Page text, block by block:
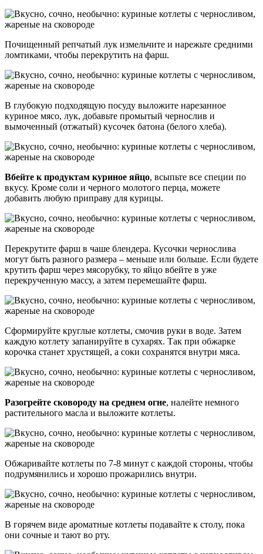
Почищенный репчатый лук измельчите и нарежьте средними
ломтиками, чтобы перекрутить на фарш.
В глубокую подходящую посуду выложите нарезанное
куриное мясо, лук, добавьте промытый чернослив и
вымоченный (отжатый) кусочек батона (белого хлеба).
Вбейте к продуктам куриное яйцо, всыпьте все специи по
вкусу. Кроме соли и черного молотого перца, можете
добавить любую приправу для курицы.
Перекрутите фарш в чаше блендера. Кусочки чернослива
могут быть разного размера – меньше или больше. Если будете
крутить фарш через мясорубку, то яйцо вбейте в уже
перекрученную массу, а затем перемешайте фарш.
Сформируйте круглые котлеты, смочив руки в воде. Затем
каждую котлету запанируйте в сухарях. Так при обжарке
корочка станет хрустящей, а соки сохранятся внутри мяса.
Разогрейте сковороду на среднем огне, налейте немного
растительного масла и выложите котлеты.
Обжаривайте котлеты по 7-8 минут с каждой стороны, чтобы
подрумянились и хорошо прожарились внутри.
В горячем виде ароматные котлеты подавайте к столу, пока
они сочные и тают во рту.